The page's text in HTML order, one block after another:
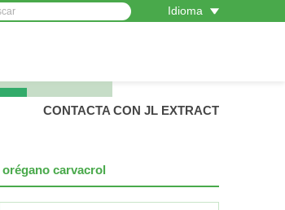
Idioma
CONTACTA CON JL EXTRACT
carvacrol